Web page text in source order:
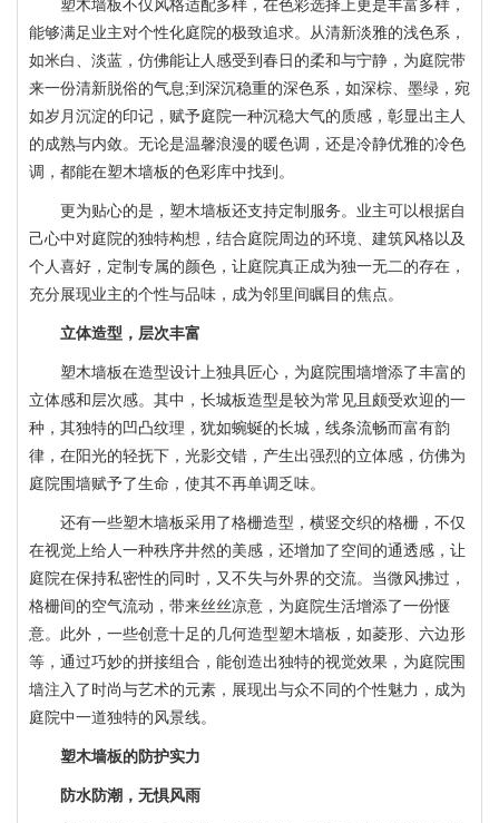
塑木墙板不仅风格适配多样，在色彩选择上更是丰富多样，
能够满足业主对个性化庭院的极致追求。从清新淡雅的浅色系，
如米白、淡蓝，仿佛能让人感受到春日的柔和与宁静，为庭院带
来一份清新脱俗的气息;到深沉稳重的深色系，如深棕、墨绿，宛
如岁月沉淀的印记，赋予庭院一种沉稳大气的质感，彰显出主人
的成熟与内敛。无论是温馨浪漫的暖色调，还是冷静优雅的冷色
调，都能在塑木墙板的色彩库中找到。
更为贴心的是，塑木墙板还支持定制服务。业主可以根据自
己心中对庭院的独特构想，结合庭院周边的环境、建筑风格以及
个人喜好，定制专属的颜色，让庭院真正成为独一无二的存在，
充分展现业主的个性与品味，成为邻里间瞩目的焦点。
立体造型，层次丰富
塑木墙板在造型设计上独具匠心，为庭院围墙增添了丰富的
立体感和层次感。其中，长城板造型是较为常见且颇受欢迎的一
种，其独特的凹凸纹理，犹如蜿蜒的长城，线条流畅而富有韵
律，在阳光的轻抚下，光影交错，产生出强烈的立体感，仿佛为
庭院围墙赋予了生命，使其不再单调乏味。
还有一些塑木墙板采用了格栅造型，横竖交织的格栅，不仅
在视觉上给人一种秩序井然的美感，还增加了空间的通透感，让
庭院在保持私密性的同时，又不失与外界的交流。当微风拂过，
格栅间的空气流动，带来丝丝凉意，为庭院生活增添了一份惬
意。此外，一些创意十足的几何造型塑木墙板，如菱形、六边形
等，通过巧妙的拼接组合，能创造出独特的视觉效果，为庭院围
墙注入了时尚与艺术的元素，展现出与众不同的个性魅力，成为
庭院中一道独特的风景线。
塑木墙板的防护实力
防水防潮，无惧风雨